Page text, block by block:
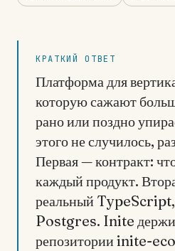
КРАТКИЙ ОТВЕТ
Платформа для
которую сажают
рано или поздно
этого не случилось,
Первая — контракт:
каждый продукт.
реальный
Postgres. Inite
репозитории inite-